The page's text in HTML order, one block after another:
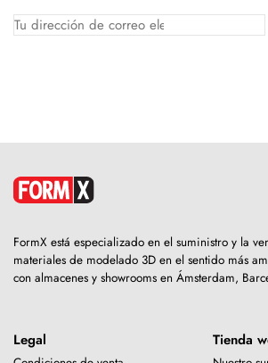
FormX está especializado en el suministro y la
materiales de modelado 3D en el sentido más
con almacenes y showrooms en Ámsterdam,
Legal Tienda